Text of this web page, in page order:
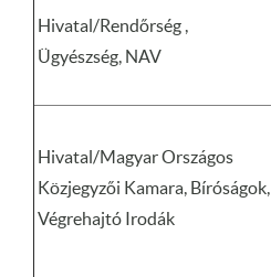
Hivatal/Rendőrség ,
Ügyészség, NAV
Hivatal/Magyar Országos
Közjegyzői Kamara, Bíróságok,
Végrehajtó Irodák